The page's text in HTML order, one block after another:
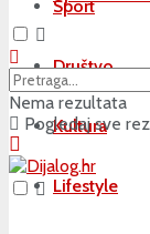
Sport
Društvo
Kultura
Lifestyle
Nema rezultata
Pogledaj sve